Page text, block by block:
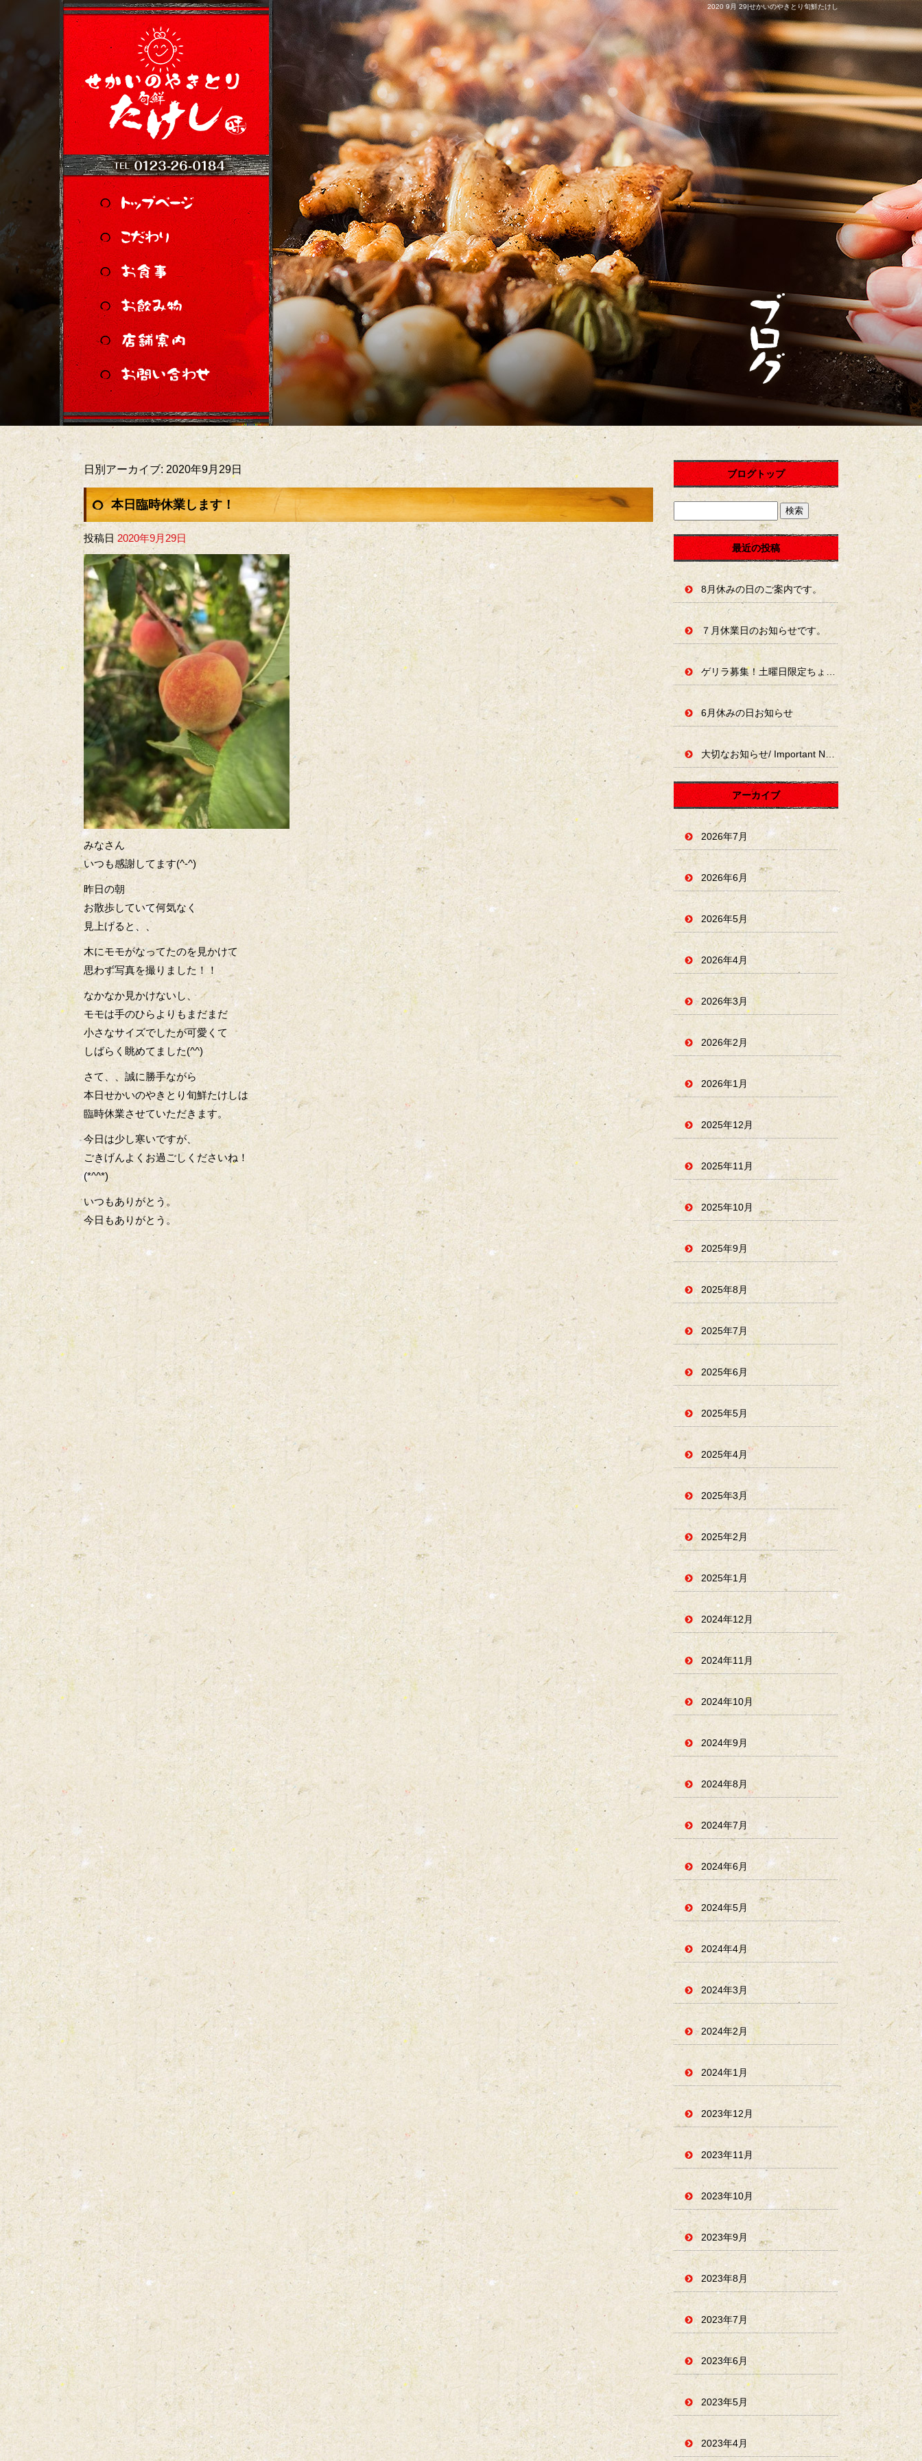
2020 9月 29|せかいのやきとり旬鮮たけし
日別アーカイブ: 2020年9月29日
本日臨時休業します！
投稿日 2020年9月29日
みなさん
いつも感謝してます(^-^)
昨日の朝
お散歩していて何気なく
見上げると、、
木にモモがなってたのを見かけて
思わず写真を撮りました！！
なかなか見かけないし、
モモは手のひらよりもまだまだ
小さなサイズでしたが可愛くて
しばらく眺めてました(^^)
さて、、誠に勝手ながら
本日せかいのやきとり旬鮮たけしは
臨時休業させていただきます。
今日は少し寒いですが、
ごきげんよくお過ごしくださいね！
(*^^*)
いつもありがとう。
今日もありがとう。
ブログトップ
最近の投稿
8月休みの日のご案内です。
７月休業日のお知らせです。
6月休みの日お知らせ
大切なお知らせ/ Important Notice
アーカイブ
2026年7月
2026年6月
2026年5月
2026年4月
2026年3月
2026年2月
2026年1月
2025年12月
2025年11月
2025年10月
2025年9月
2025年8月
2025年7月
2025年6月
2025年5月
2025年4月
2025年3月
2025年2月
2025年1月
2024年12月
2024年11月
2024年10月
2024年9月
2024年8月
2024年7月
2024年6月
2024年5月
2024年4月
2024年3月
2024年2月
2024年1月
2023年12月
2023年11月
2023年10月
2023年9月
2023年8月
2023年7月
2023年6月
2023年5月
2023年4月